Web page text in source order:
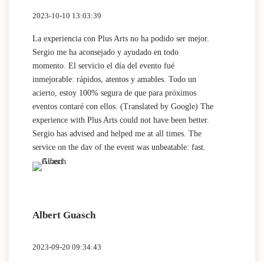
2023-10-10 13:03:39
La experiencia con Plus Arts no ha podido ser mejor.
Sergio me ha aconsejado y ayudado en todo
momento. El servicio el día del evento fué
inmejorable: rápidos, atentos y amables. Todo un
acierto, estoy 100% segura de que para próximos
eventos contaré con ellos. (Translated by Google) The
experience with Plus Arts could not have been better.
Sergio has advised and helped me at all times. The
service on the day of the event was unbeatable: fast,
attentive and friendly. A complete success, I am 100%
sure that I will count on them for future events.
Albert Guasch
2023-09-20 09:34:43